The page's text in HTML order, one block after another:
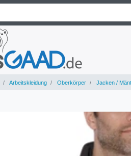
Arbeitskleidung Oberkörper Jacken /